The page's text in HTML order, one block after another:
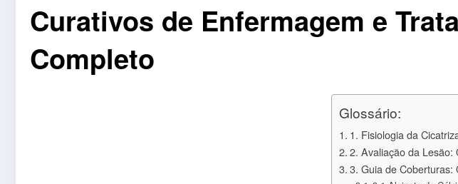
Curativos de Enfermagem e
Completo
Glossário:
1. Fisiologia da
2. Avaliação da Lesão:
3. Guia de Coberturas: